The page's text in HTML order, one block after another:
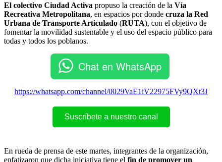
El colectivo Ciudad Activa propuso la creación de la Vía
Recreativa Metropolitana, en espacios por donde cruza la Red
Urbana de Transporte Articulado (RUTA), con el objetivo de
fomentar la movilidad sustentable y el uso del espacio público para
todas y todos los poblanos.
Chat en WhatsApp
https://whatsapp.com/channel/0029VaE1iV22975FVy9QXt3J
Suscríbete a nuestro canal
En rueda de prensa de este martes, integrantes de la organización,
enfatizaron que dicha iniciativa tiene el fin de promover un